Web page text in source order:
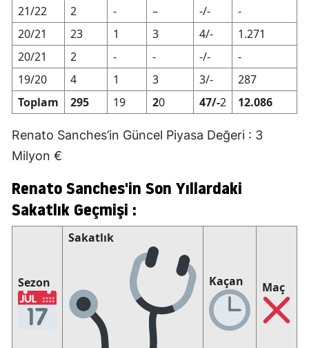
21/22 2 - – -/-
-
20/21
23 1 3 4/-
1.271
20/21
2 - - -/-
-
19/20
4 1 3 3/-
287
Toplam
295 19 20 47/-2 12.086
Renato Sanches’in Güncel Piyasa Değeri : 3
Milyon €
Renato Sanches'in Son Yıllardaki
Sakatlık Geçmişi :
Sezon
Sakatlık
Kaçan Maç